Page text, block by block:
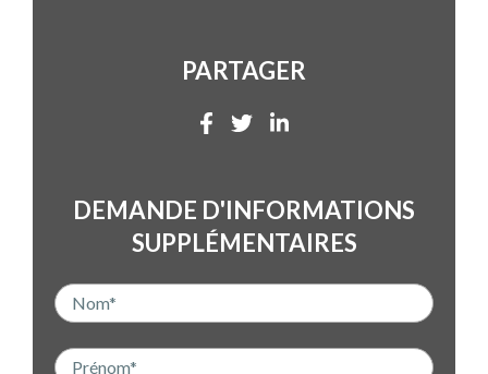
PARTAGER
DEMANDE D'INFORMATIONS
SUPPLÉMENTAIRES